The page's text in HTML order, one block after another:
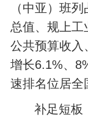
（中亚）班
总值、规上工
公共预算收入
增长6.1%、
速排名位居全
补足短板